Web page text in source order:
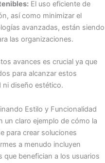
El uso eficiente de
así como minimizar el
avanzadas, están siendo
las organizaciones.
avances es crucial ya que
para alcanzar estos
diseño estético.
Estilo y Funcionalidad
un claro ejemplo de cómo la
para crear soluciones
a menudo incluyen
benefician a los usuarios